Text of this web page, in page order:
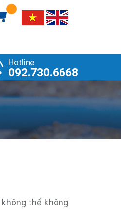
Hotline
092.730.6668
thể không